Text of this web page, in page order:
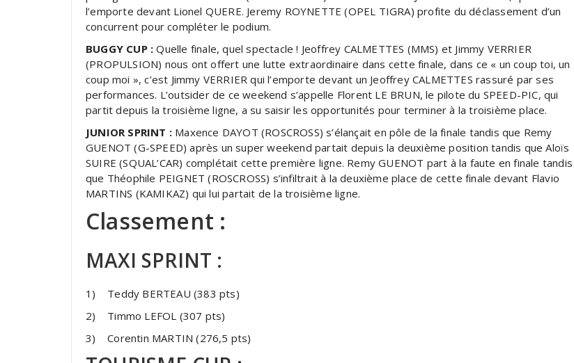
l’emporte devant Lionel QUERE. Jeremy ROYNETTE (OPEL TIGRA) profite du déclassement d’un
concurrent pour compléter le podium.
BUGGY CUP : Quelle finale, quel spectacle ! Jeoffrey CALMETTES (MMS) et Jimmy VERRIER
(PROPULSION) nous ont offert une lutte extraordinaire dans cette finale, dans ce « un coup toi, un
coup moi », c’est Jimmy VERRIER qui l’emporte devant un Jeoffrey CALMETTES rassuré par ses
performances. L’outsider de ce weekend s’appelle Florent LE BRUN, le pilote du SPEED-PIC, qui
partit depuis la troisième ligne, a su saisir les opportunités pour terminer à la troisième place.
JUNIOR SPRINT : Maxence DAYOT (ROSCROSS) s’élançait en pôle de la finale tandis que Remy
GUENOT (G-SPEED) après un super weekend partait depuis la deuxième position tandis que Aloïs
SUIRE (SQUAL’CAR) complétait cette première ligne. Remy GUENOT part à la faute en finale tandis
que Théophile PEIGNET (ROSCROSS) s’infiltrait à la deuxième place de cette finale devant Flavio
MARTINS (KAMIKAZ) qui lui partait de la troisième ligne.
Classement :
MAXI SPRINT :
1) Teddy BERTEAU (383 pts)
2) Timmo LEFOL (307 pts)
3) Corentin MARTIN (276,5 pts)